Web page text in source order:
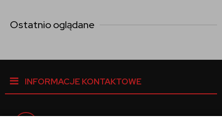
Ostatnio oglądane
INFORMACJE KONTAKTOWE